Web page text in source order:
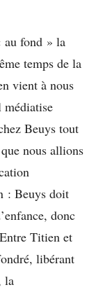
au fond » la
temps de la
vient à nous
médiatise
Beuys tout
nous allions
: Beuys doit
donc
Titien et
libérant
la